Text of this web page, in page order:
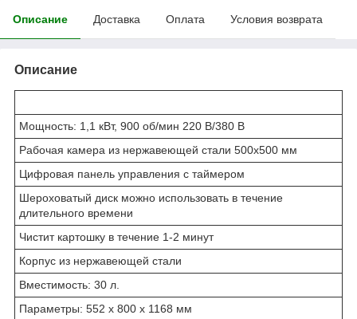
Описание Доставка Оплата Условия возврата
Описание
Мощность: 1,1 кВт, 900 об/мин 220 В/380 В
Рабочая камера из нержавеющей стали 500х500 мм
Цифровая панель управления с таймером
Шероховатый диск можно использовать в течение
длительного времени
Чистит картошку в течение 1-2 минут
Корпус из нержавеющей стали
Вместимость: 30 л.
Параметры: 552 x 800 x 1168 мм